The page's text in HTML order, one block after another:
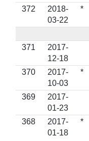
372
2018-
03-22
*
371
2017-
12-18
370
2017-
10-03
*
369
2017-
01-23
368
2017-
01-18
*